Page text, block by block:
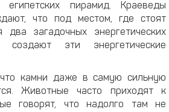
египетских пирамид. Краеведы
что под местом, где стоят
два загадочных энергетических
эти энергетические
камни даже в самую сильную
Животные часто приходят к
говорят, что надолго там не